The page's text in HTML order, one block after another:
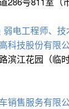
弱电工程师、技
科技股份有限
滨江花园（临
销售服务有限